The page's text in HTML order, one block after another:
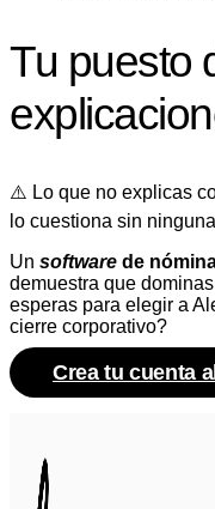
Tu puesto
⚠️ Lo que no explicas
lo cuestiona sin
​Un software de
demuestra que
esperas para elegir a
cierre corporativo?
Crea tu cuenta